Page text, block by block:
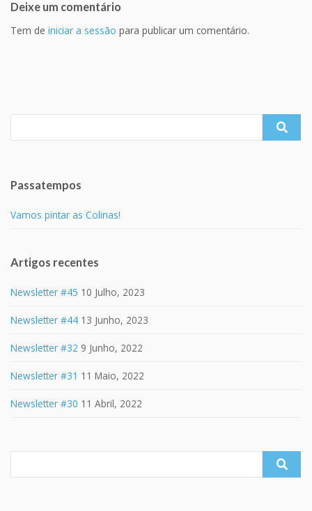
Deixe um comentário
Tem de iniciar a sessão para publicar um comentário.
Passatempos
Vamos pintar as Colinas!
Artigos recentes
Newsletter #45 10 Julho, 2023
Newsletter #44 13 Junho, 2023
Newsletter #32 9 Junho, 2022
Newsletter #31 11 Maio, 2022
Newsletter #30 11 Abril, 2022